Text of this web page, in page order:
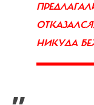
НИКУДА